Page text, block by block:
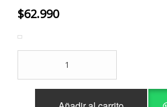
$62.990
DISTRIBUCION
9
PIEZAS